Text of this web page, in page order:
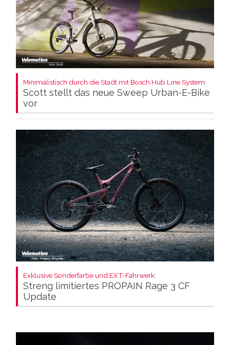
Minimalistisch durch die Stadt mit Bosch Hub Line System:
Scott stellt das neue Sweep Urban-E-Bike
vor
Exklusive Sonderfarbe und EXT-Fahrwerk:
Streng limitiertes PROPAIN Rage 3 CF
Update